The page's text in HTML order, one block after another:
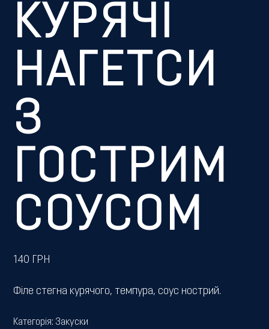
КУРЯЧІ
НАГЕТСИ
З
ГОСТРИМ
СОУСОМ
140 ГРН
Філе стегна курячого, темпура, соус нострий.
Категорія: Закуски